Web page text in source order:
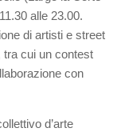
alle 23.00.
di artisti e street
tra cui un contest
con
d’arte